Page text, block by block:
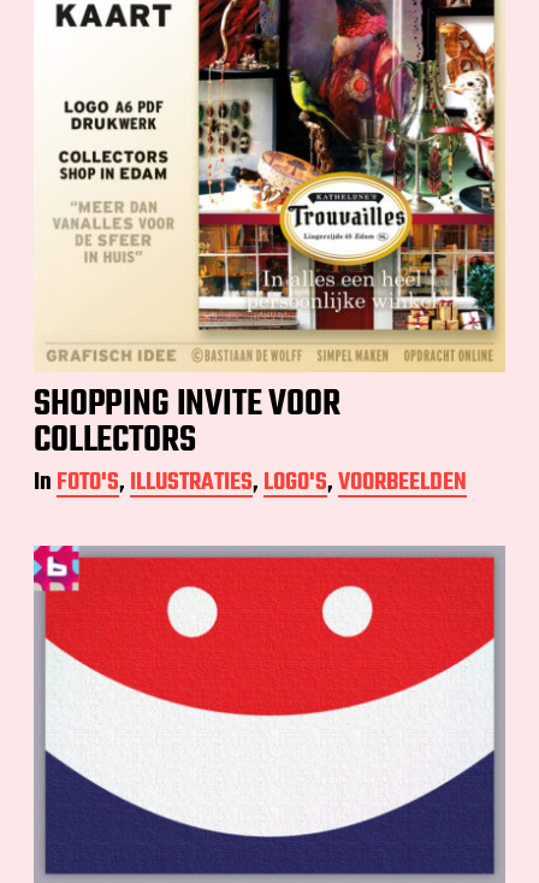
SHOPPING INVITE VOOR
COLLECTORS
InFOTO'S,ILLUSTRATIES,LOGO'S,VOORBEELDEN